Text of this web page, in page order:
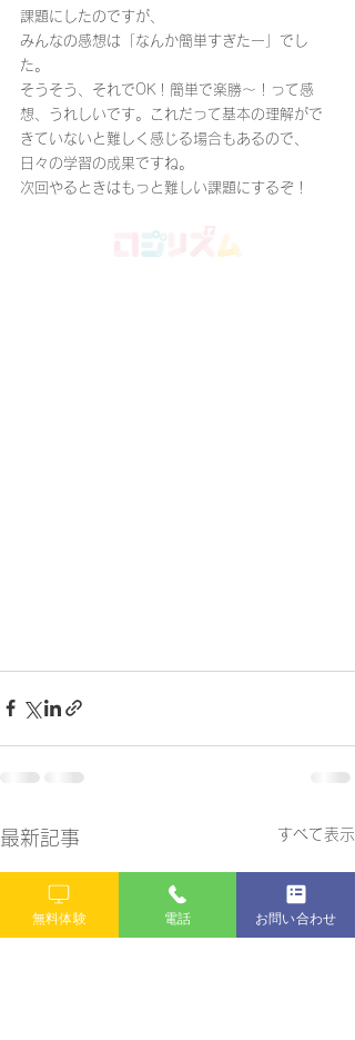
課題にしたのですが、
みんなの感想は「なんか簡単すぎたー」でし
た。
そうそう、それでOK！簡単で楽勝～！って感
想、うれしいです。これだって基本の理解がで
きていないと難しく感じる場合もあるので、
日々の学習の成果ですね。
次回やるときはもっと難しい課題にするぞ！
最新記事 すべて表示
無料体験 電話 お問い合わせ